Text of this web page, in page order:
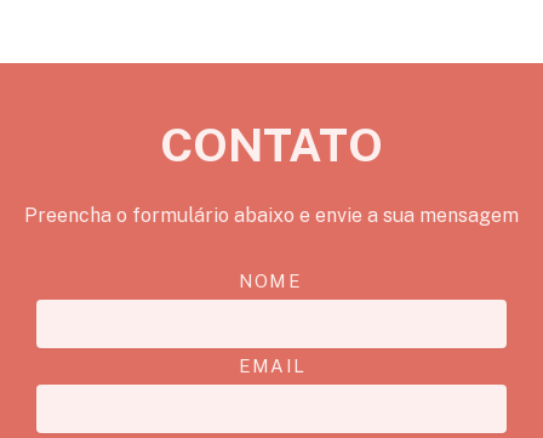
CONTATO
Preencha o formulário abaixo e envie a sua mensagem
NOME
EMAIL